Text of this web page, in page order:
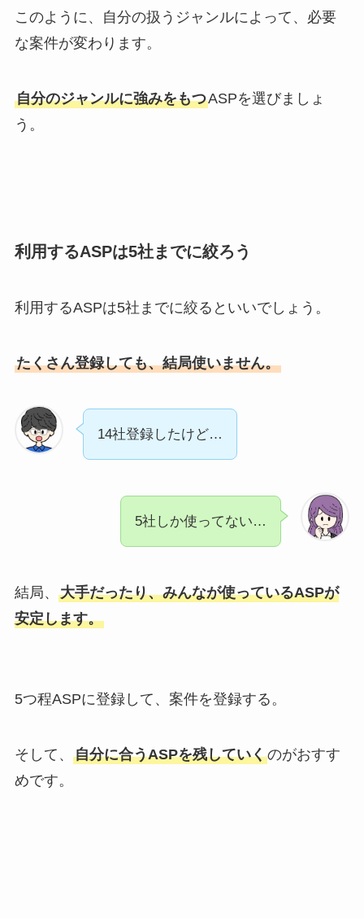
このように、自分の扱うジャンルによって、必要
な案件が変わります。
自分のジャンルに強みをもつASPを選びましょ
う 。
利用するASPは5社までに絞ろう
利用するASPは5社までに絞るといいでしょう。
たくさん登録しても、結局使いません。
14社登録したけど…
5社しか使ってない…
結局、 大手だったり、みんなが使っているASPが
安定します。
5つ程ASPに登録して、案件を登録する。
そして、 自分に合うASPを残していくのがおすす
めです。